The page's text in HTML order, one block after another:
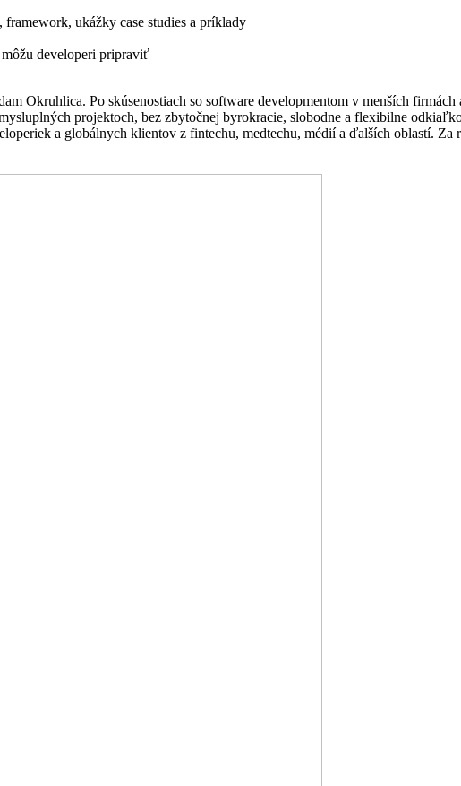
ukážky case studies a príklady
developeri pripraviť
Okruhlica. Po skúsenostiach so software developmentom v menších
projektoch, bez zbytočnej byrokracie, slobodne a flexibilne
a globálnych klientov z fintechu, medtechu, médií a ďalších oblastí.